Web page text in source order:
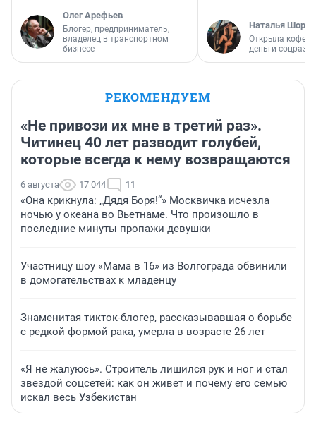
Олег Арефьев
Блогер, предприниматель,
владелец в транспортном
бизнесе
Наталья
Открыла
деньги
РЕКОМЕНДУЕМ
«Не привози их мне в третий раз».
Читинец 40 лет разводит голубей,
которые всегда к нему возвращаются
6 августа 17 044 11
«Она крикнула: „Дядя Боря!“» Москвичка исчезла
ночью у океана во Вьетнаме. Что произошло в
последние минуты пропажи девушки
Участницу шоу «Мама в 16» из Волгограда обвинили
в домогательствах к младенцу
Знаменитая тикток-блогер, рассказывавшая о борьбе
с редкой формой рака, умерла в возрасте 26 лет
«Я не жалуюсь». Строитель лишился рук и ног и стал
звездой соцсетей: как он живет и почему его семью
искал весь Узбекистан